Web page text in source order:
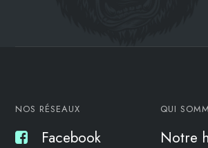
NOS RÉSEAUX
Facebook
QUI
Notre